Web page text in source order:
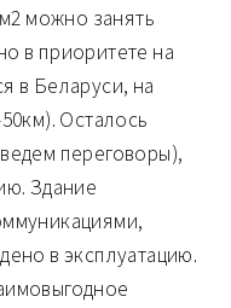
можно занять
в приоритете на
в Беларуси, на
Осталось
переговоры),
Здание
в эксплуатацию.